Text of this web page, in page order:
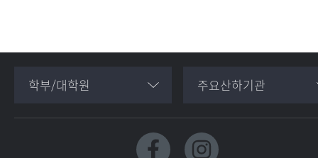
학부/대학원 주요산하기관